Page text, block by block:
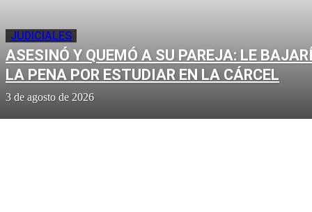
JUDICIALES
ASESINÓ Y QUEMÓ A SU PAREJA: LE
LA PENA POR ESTUDIAR EN LA CÁRCEL
3 de agosto de 2026